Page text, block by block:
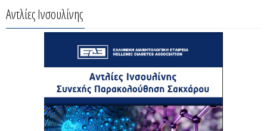
Αντλίες Ινσουλίνης